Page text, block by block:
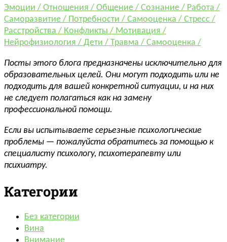
Эмоции / Отношения / Общение / Сознание / Работа /
Саморазвитие / Потребности / Самооценка / Стресс /
Расстройства / Конфликты / Мотивация /
Нейрофизиология / Дети / Травма / Самооценка /
Посты этого блога предназначены исключительно для
образовательных целей. Они могут подходить или не
подходить для вашей конкретной ситуации, и на них
не следует полагаться как на замену
профессиональной помощи.
Если вы испытываете серьезные психологические
проблемы — пожалуйста обратитесь за помощью к
специалисту психологу, психотерапевту или
психиатру.
Категории
Без категории
Вина